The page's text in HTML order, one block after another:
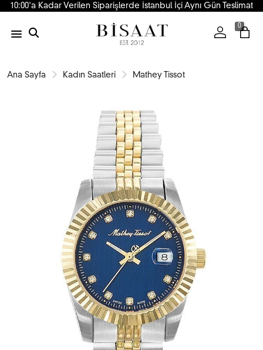
10:00'a Kadar Verilen Siparişlerde İstanbul İçi Aynı Gün Teslimat
0
Ana Sayfa Kadın Saatleri Mathey Tissot